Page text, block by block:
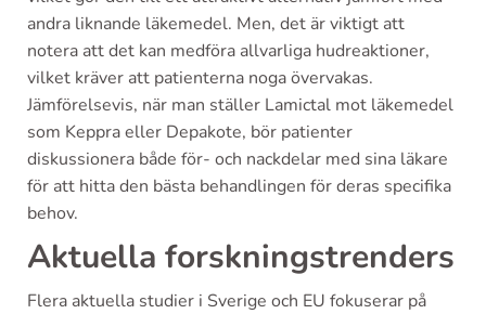
andra liknande läkemedel. Men, det är viktigt att
notera att det kan medföra allvarliga hudreaktioner,
vilket kräver att patienterna noga övervakas.
Jämförelsevis, när man ställer Lamictal mot läkemedel
som Keppra eller Depakote, bör patienter
diskussionera både för- och nackdelar med sina läkare
för att hitta den bästa behandlingen för deras specifika
behov.
Aktuella forskningstrenders
Flera aktuella studier i Sverige och EU fokuserar på